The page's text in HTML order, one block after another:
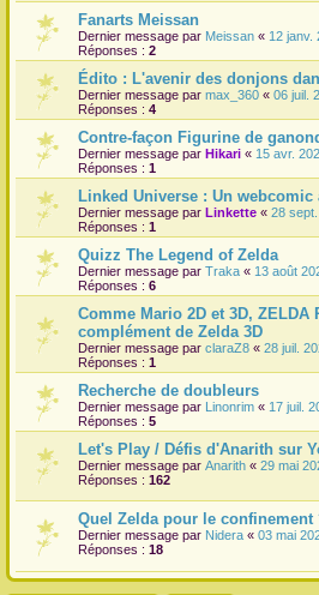
Fanarts Meissan
Dernier message par Meissan « 12 janv.
Réponses : 2
Édito : L'avenir des donjons
Dernier message par max_360 « 06 juil.
Réponses : 4
Contre-façon Figurine de
Dernier message par Hikari « 15 avr.
Réponses : 1
Linked Universe : Un
Dernier message par Linkette « 28
Réponses : 1
Quizz The Legend of Zelda
Dernier message par Traka « 13 août
Réponses : 6
Comme Mario 2D et 3D, ZELDA
complément de Zelda 3D
Dernier message par claraZ8 « 28 juil.
Réponses : 1
Recherche de doubleurs
Dernier message par Linonrim « 17 juil.
Réponses : 5
Let's Play / Défis d'Anarith sur
Dernier message par Anarith « 29 mai
Réponses : 162
Quel Zelda pour le confinement
Dernier message par Nidera « 03 mai
Réponses : 18